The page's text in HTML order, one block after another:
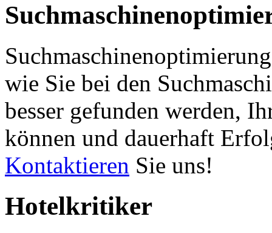
wie Sie bei den
besser gefunden werden,
können und dauerhaft
Kontaktieren Sie uns!
Hotelkritiker